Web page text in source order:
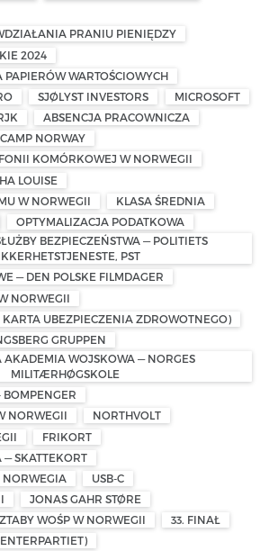
PRANIU PIENIĘDZY
2024
PAPIERÓW WARTOŚCIOWYCH
SJØLYST INVESTORS
MICROSOFT
ABSENCJA PRACOWNICZA
NORWAY
KOMÓRKOWEJ W NORWEGII
LOUISE
W NORWEGII
KLASA ŚREDNIA
OPTYMALIZACJA PODATKOWA
BEZPIECZEŃSTWA — POLITIETS
PST
— DEN POLSKE FILMDAGER
NORWEGII
UBEZPIECZENIA ZDROWOTNEGO)
GRUPPEN
AKADEMIA WOJSKOWA — NORGES
MILITÆRHØGSKOLE
BOMPENGER
NORWEGII
NORTHVOLT
FRIKORT
— SKATTEKORT
NORWEGIA
USB-C
JONAS GAHR STØRE
WOŚP W NORWEGII
33. FINAŁ